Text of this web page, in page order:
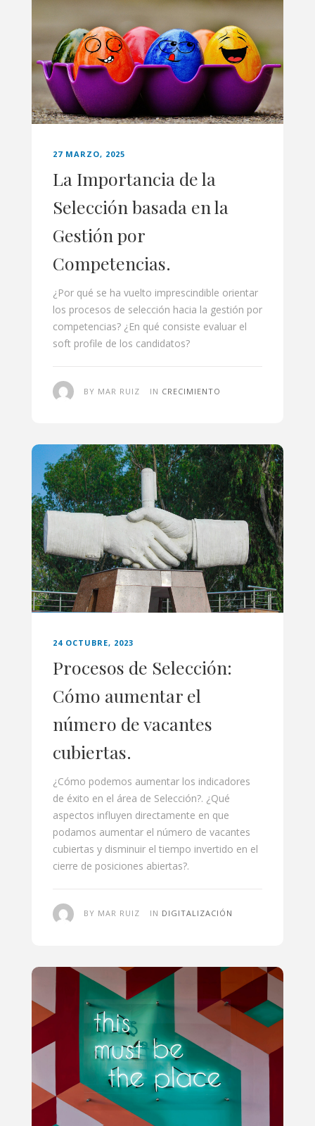
27 MARZO, 2025
La Importancia de la
Selección basada en la
Gestión por
Competencias.
¿Por qué se ha vuelto imprescindible orientar
los procesos de selección hacia la gestión por
competencias? ¿En qué consiste evaluar el
soft profile de los candidatos?
BY MAR RUIZ IN CRECIMIENTO
24 OCTUBRE, 2023
Procesos de Selección:
Cómo aumentar el
número de vacantes
cubiertas.
¿Cómo podemos aumentar los indicadores
de éxito en el área de Selección?. ¿Qué
aspectos influyen directamente en que
podamos aumentar el número de vacantes
cubiertas y disminuir el tiempo invertido en el
cierre de posiciones abiertas?.
BY MAR RUIZ IN DIGITALIZACIÓN